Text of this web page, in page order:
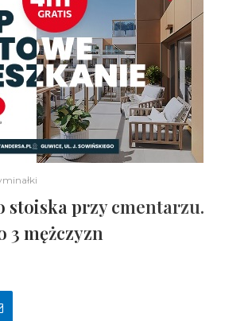
stoiska przy cmentarzu.
3 mężczyzn